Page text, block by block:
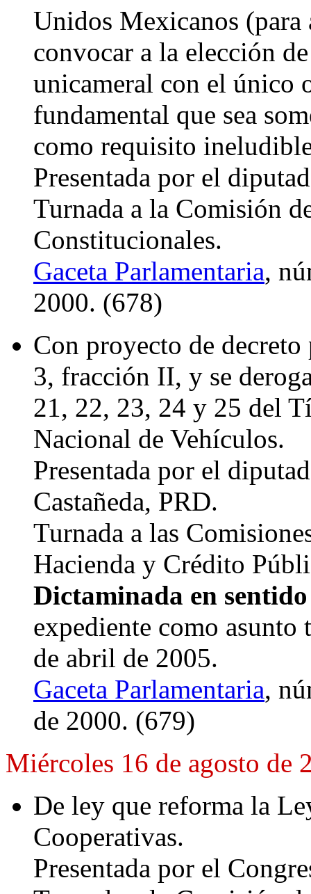
Unidos Mexicanos
convocar a la elección
unicameral con el único
fundamental que sea
como requisito
Presentada por el
Turnada a la Comisión
Constitucionales.
Gaceta Parlamentaria,
2000. (678)
Con proyecto de
3, fracción II, y se
21, 22, 23, 24 y 25 del
Nacional de Vehículos.
Presentada por el
Castañeda, PRD.
Turnada a las
Hacienda y Crédito
Dictaminada en
expediente como
de abril de 2005.
Gaceta Parlamentaria,
de 2000. (679)
Miércoles 16 de agosto de
De ley que reforma la
Cooperativas.
Presentada por el